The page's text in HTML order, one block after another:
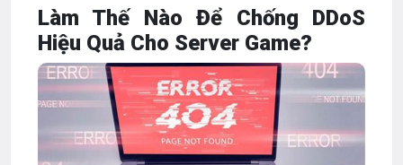
Làm Thế Nào Để Chống DDoS
Hiệu Quả Cho Server Game?